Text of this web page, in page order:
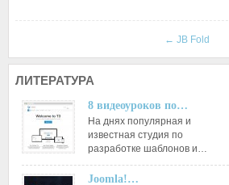
← JB Fold
ЛИТЕРАТУРА
8 видеоуроков по…
На днях популярная и
известная студия по
разработке шаблонов и…
Joomla!…